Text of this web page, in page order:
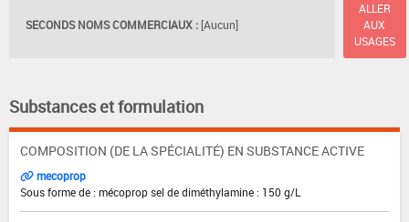
SECONDS NOMS COMMERCIAUX : [Aucun]
ALLER
AUX
USAGES
Substances et formulation
COMPOSITION (DE LA SPÉCIALITÉ) EN SUBSTANCE ACTIVE
mecoprop
Sous forme de : mécoprop sel de diméthylamine : 150 g/L